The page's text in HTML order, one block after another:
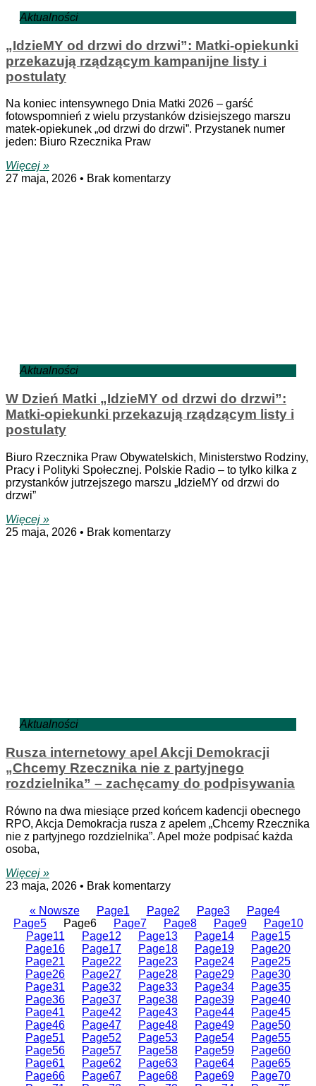
Aktualności
„IdzieMY od drzwi do drzwi”: Matki-opiekunki
przekazują rządzącym kampanijne listy i
postulaty
Na koniec intensywnego Dnia Matki 2026 – garść
fotowspomnień z wielu przystanków dzisiejszego marszu
matek-opiekunek „od drzwi do drzwi”. Przystanek numer
jeden: Biuro Rzecznika Praw
Więcej »
27 maja, 2026
Brak komentarzy
Aktualności
W Dzień Matki „IdzieMY od drzwi do drzwi”:
Matki-opiekunki przekazują rządzącym listy i
postulaty
Biuro Rzecznika Praw Obywatelskich, Ministerstwo Rodziny,
Pracy i Polityki Społecznej. Polskie Radio – to tylko kilka z
przystanków jutrzejszego marszu „IdzieMY od drzwi do
drzwi”
Więcej »
25 maja, 2026
Brak komentarzy
Aktualności
Rusza internetowy apel Akcji Demokracji
„Chcemy Rzecznika nie z partyjnego
rozdzielnika” – zachęcamy do podpisywania
Równo na dwa miesiące przed końcem kadencji obecnego
RPO, Akcja Demokracja rusza z apelem „Chcemy Rzecznika
nie z partyjnego rozdzielnika”. Apel może podpisać każda
osoba,
Więcej »
23 maja, 2026
Brak komentarzy
« Nowsze Page1 Page2 Page3 Page4
Page5 Page6 Page7 Page8 Page9 Page10
Page11 Page12 Page13 Page14 Page15
Page16 Page17 Page18 Page19 Page20
Page21 Page22 Page23 Page24 Page25
Page26 Page27 Page28 Page29 Page30
Page31 Page32 Page33 Page34 Page35
Page36 Page37 Page38 Page39 Page40
Page41 Page42 Page43 Page44 Page45
Page46 Page47 Page48 Page49 Page50
Page51 Page52 Page53 Page54 Page55
Page56 Page57 Page58 Page59 Page60
Page61 Page62 Page63 Page64 Page65
Page66 Page67 Page68 Page69 Page70